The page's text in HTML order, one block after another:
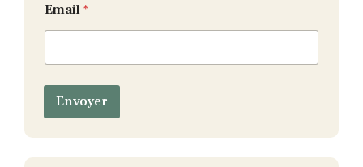
E
m
i
*
Email *
Envoyer